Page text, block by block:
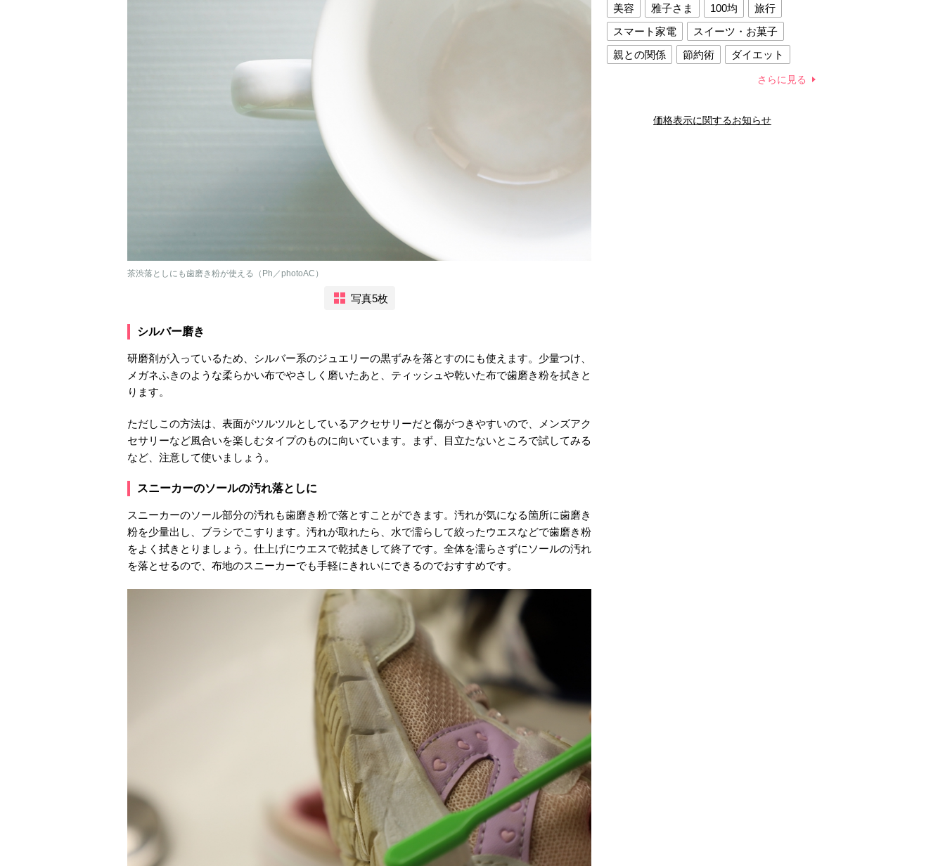
茶渋落としにも歯磨き粉が使える（Ph／photoAC）
写真5枚
シルバー磨き
研磨剤が入っているため、シルバー系のジュエリーの黒ずみを落とすのにも使えます。少量つけ、
メガネふきのような柔らかい布でやさしく磨いたあと、ティッシュや乾いた布で歯磨き粉を拭きと
ります。
ただしこの方法は、表面がツルツルとしているアクセサリーだと傷がつきやすいので、メンズアク
セサリーなど風合いを楽しむタイプのものに向いています。まず、目立たないところで試してみる
など、注意して使いましょう。
スニーカーのソールの汚れ落としに
スニーカーのソール部分の汚れも歯磨き粉で落とすことができます。汚れが気になる箇所に歯磨き
粉を少量出し、ブラシでこすります。汚れが取れたら、水で濡らして絞ったウエスなどで歯磨き粉
をよく拭きとりましょう。仕上げにウエスで乾拭きして終了です。全体を濡らさずにソールの汚れ
を落とせるので、布地のスニーカーでも手軽にきれいにできるのでおすすめです。
美容 雅子さま 100均
旅行
スマート家電
スイーツ・お菓子
親との関係
節約術
ダイエット
夫との関係
新津春子 どか食い
さらに見る
価格表示に関するお知らせ